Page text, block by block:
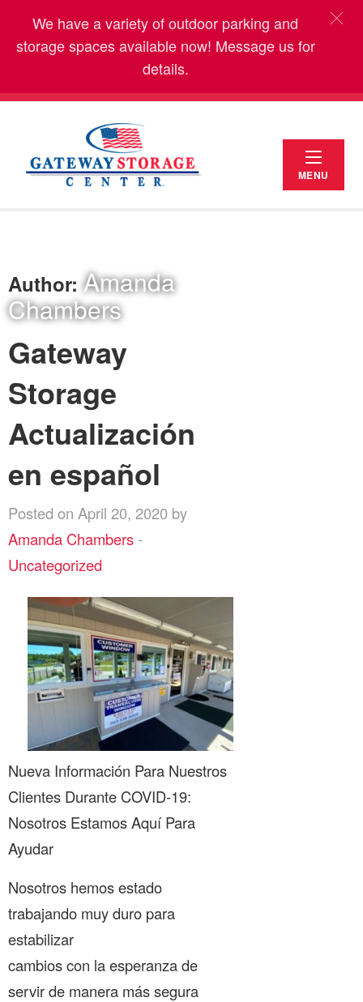
We have a variety of outdoor parking and
storage spaces available now! Message us for
details.
MENU
Author:Amanda
Chambers
Gateway
Storage
Actualización
en español
Posted on April 20, 2020 by
Amanda Chambers -
Uncategorized
Nueva Información Para Nuestros
Clientes Durante COVID-19:
Nosotros Estamos Aquí Para
Ayudar
Nosotros hemos estado
trabajando muy duro para
estabilizar
cambios con la esperanza de
servir de manera más segura